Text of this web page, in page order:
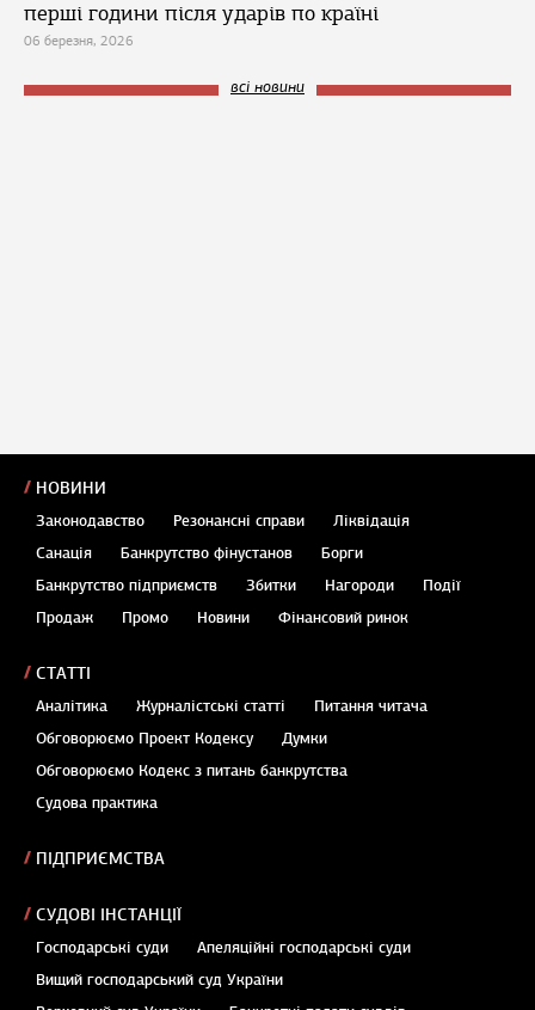
перші години після ударів по країні
06 березня, 2026
всі новини
НОВИНИ
Законодавство Резонансні справи
Ліквідація
Санація
Банкрутство фінустанов
Борги
Банкрутство підприємств
Збитки Нагороди
Події
Продаж
Промо Новини Фінансовий ринок
СТАТТІ
Аналітика Журналістські статті
Питання читача
Обговорюємо Проект Кодексу
Думки
Обговорюємо Кодекс з питань банкрутства
Судова практика
ПІДПРИЄМСТВА
СУДОВІ ІНСТАНЦІЇ
Господарські суди
Апеляційні господарські суди
Вищий господарський суд України